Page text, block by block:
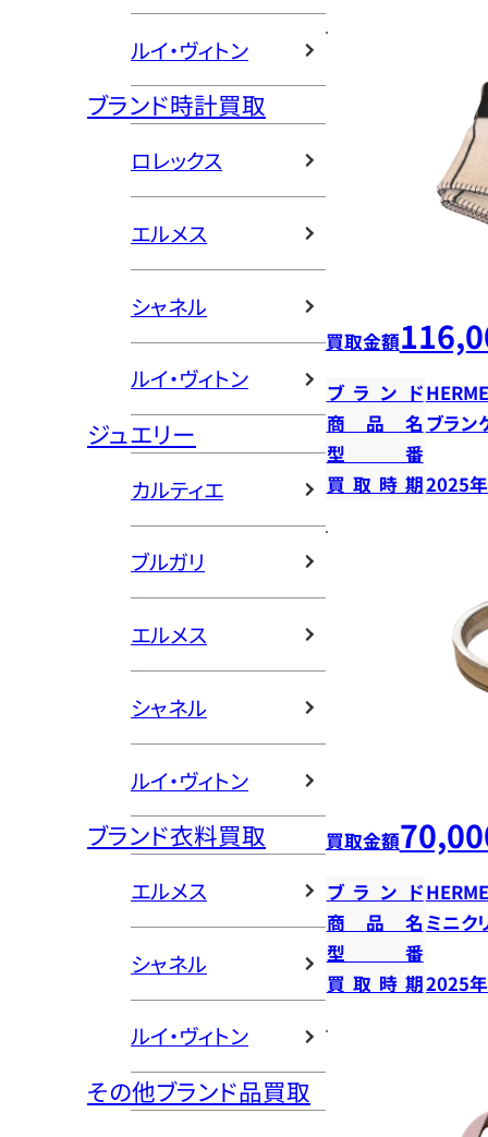
ルイ・ヴィトン
ブランド時計買取
ロレックス
エルメス
シャネル
ルイ・ヴィトン
ジュエリー
カルティエ
ブルガリ
エルメス
シャネル
ルイ・ヴィトン
ブランド衣料買取
エルメス
シャネル
ルイ・ヴィトン
その他ブランド品買取
買取金額
ブランド
商品名 ブラン
型番
買取時期2025
買取金額
ブランド
商品名 ミニク
型番
買取時期2025